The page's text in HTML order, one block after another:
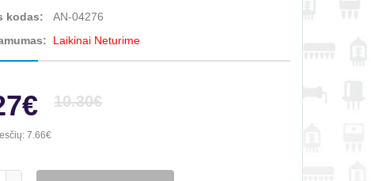
kodas:
AN-04276
Laikinai Neturime
10.30€
7.66€